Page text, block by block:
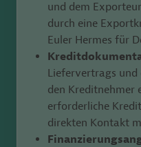
und dem
durch eine
Euler Hermes für
Liefervertrags
den Kreditnehmer
erforderliche
direkten Kontakt